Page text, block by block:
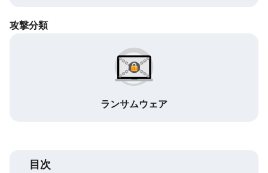
攻撃分類
ランサムウェア
目次